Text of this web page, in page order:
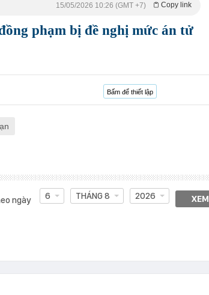
Copy link
15/05/2026 10:26 (GMT +7)
phạm bị đề nghị mức án tử
Bấm để thiết lập
ngày 6 THÁNG 8 2026 XEM